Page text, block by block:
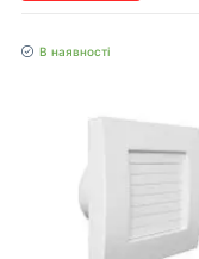
В наявності